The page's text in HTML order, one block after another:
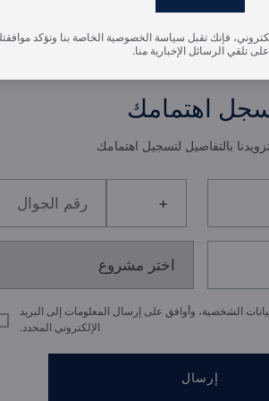
اهتمامك
بالتفاصيل لتسجيل اهتمامك
الشخصية، وأوافق على إرسال المعلومات إلى البريد
الإلكتروني المحدد.
إرسال
فإنك تقبل سياسة الخصوصية الخاصة بنا وتؤكد
على تلقي الرسائل الإخبارية منا.